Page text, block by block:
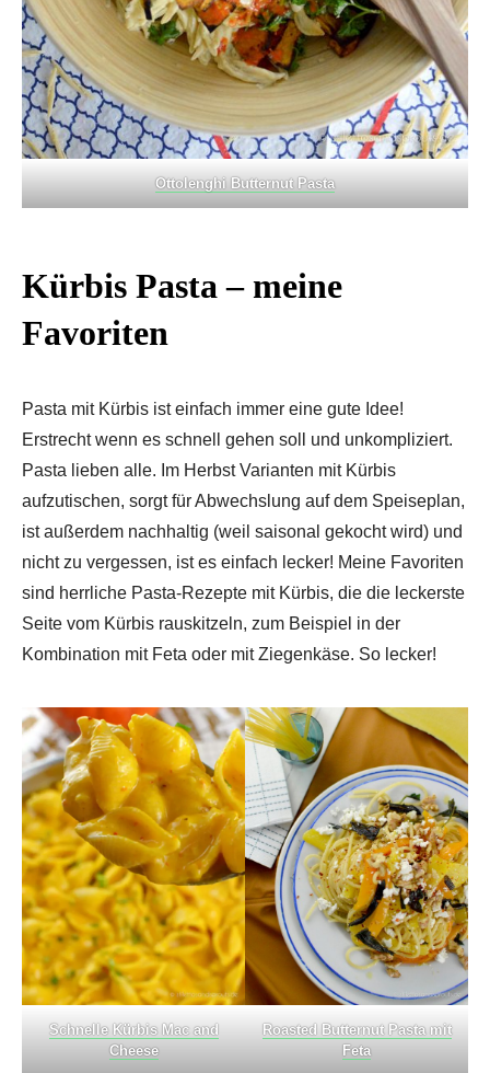
Ottolenghi Butternut Pasta
Kürbis Pasta – meine
Favoriten
Pasta mit Kürbis ist einfach immer eine gute Idee!
Erstrecht wenn es schnell gehen soll und unkompliziert.
Pasta lieben alle. Im Herbst Varianten mit Kürbis
aufzutischen, sorgt für Abwechslung auf dem Speiseplan,
ist außerdem nachhaltig (weil saisonal gekocht wird) und
nicht zu vergessen, ist es einfach lecker! Meine Favoriten
sind herrliche Pasta-Rezepte mit Kürbis, die die leckerste
Seite vom Kürbis rauskitzeln, zum Beispiel in der
Kombination mit Feta oder mit Ziegenkäse. So lecker!
Schnelle Kürbis Mac and
Cheese
Roasted Butternut Pasta mit
Feta